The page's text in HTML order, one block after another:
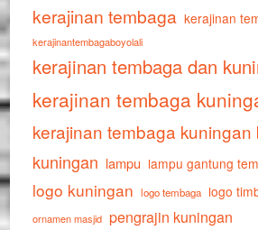
kerajinan tembaga kerajinan
kerajinantembagaboyolali
kerajinan tembaga dan
kerajinan tembaga
kerajinan tembaga kuningan
kuningan lampu lampu gantung
logo kuningan logo tembaga logo
ornamen masjid pengrajin kuningan